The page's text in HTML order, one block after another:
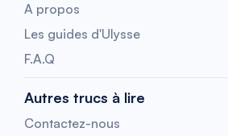
A propos
Les guides d'Ulysse
F.A.Q
Autres trucs à lire
Contactez-nous